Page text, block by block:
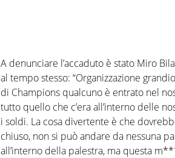
A denunciare l’accaduto è stato Miro
al tempo stesso: “Organizzazione
di Champions qualcuno è entrato nel
tutto quello che c’era all’interno delle
i soldi. La cosa divertente è che
chiuso, non si può andare da nessuna
all’interno della palestra, ma questa